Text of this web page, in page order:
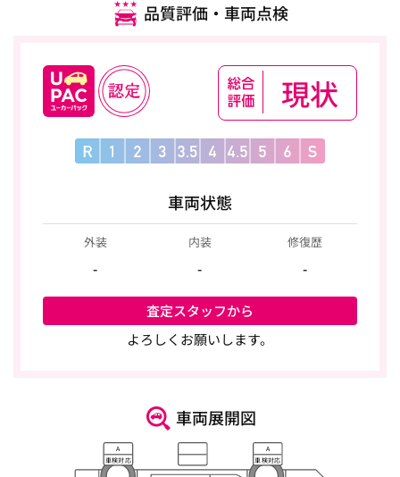
品質評価・車両点検
現状
車両状態
外装
-
内装
-
修復歴
-
査定スタッフから
よろしくお願いします。
車両展開図
A
車検対応
A
車検対応